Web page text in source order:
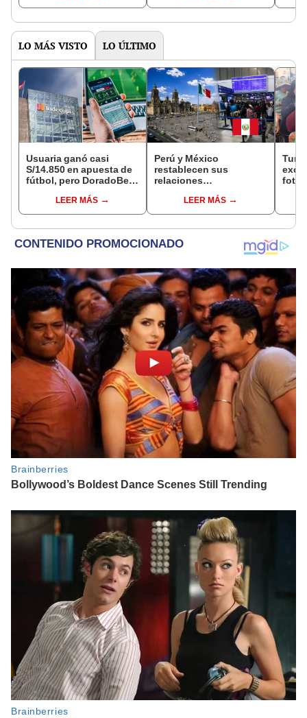
LO MÁS VISTO LO ÚLTIMO
Usuaria ganó casi
S/14.850 en apuesta de
fútbol, pero DoradoBet
Indecopi multó a la
empresa con más de S/
LEER MÁS
Perú y México
restablecen sus
relaciones
anulan los visados?
LEER MÁS